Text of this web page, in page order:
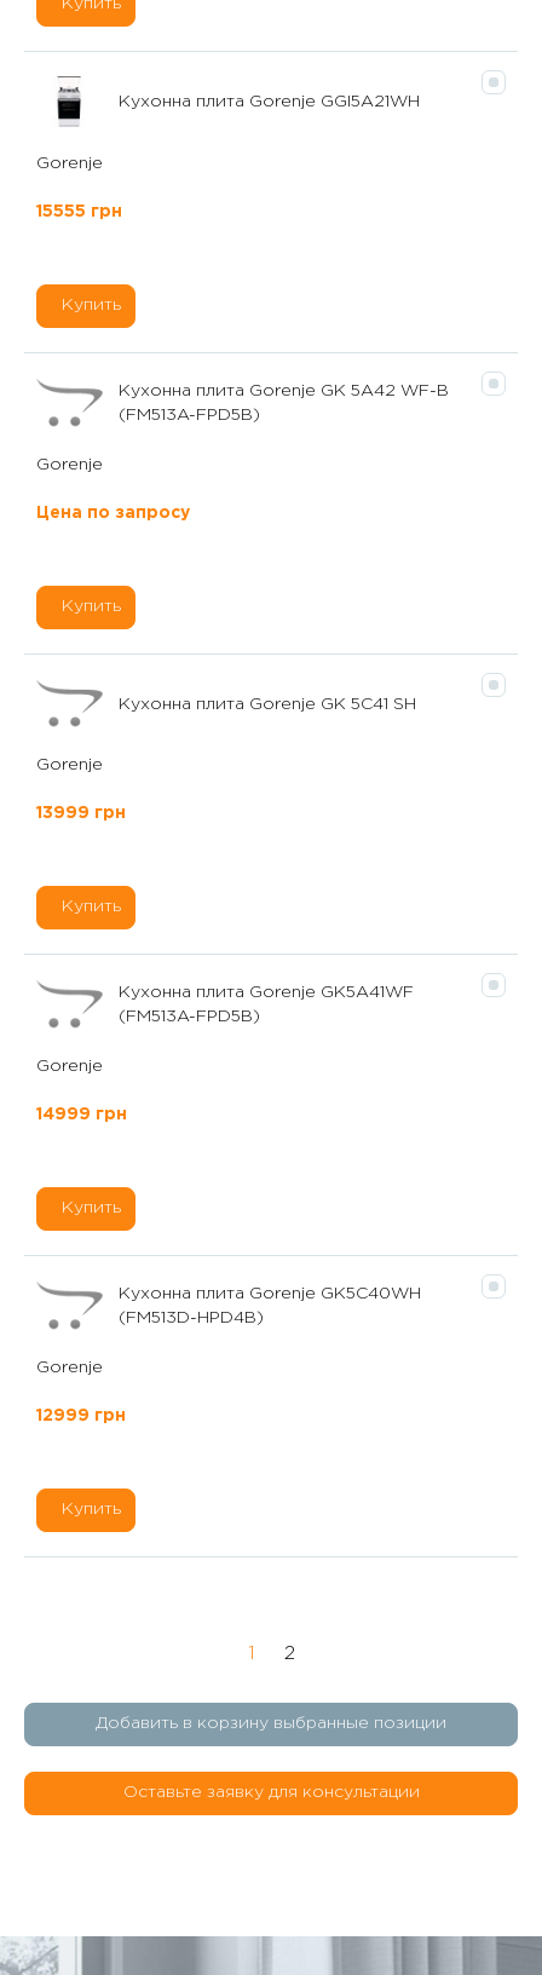
Купить
Кухонна плита Gorenje GGI5A21WH
Gorenje
15555 грн
Купить
Кухонна плита Gorenje GK 5A42 WF-B
(FM513A-FPD5B)
Gorenje
Цена по запросу
Купить
Кухонна плита Gorenje GK 5C41 SH
Gorenje
13999 грн
Купить
Кухонна плита Gorenje GK5A41WF
(FM513A-FPD5B)
Gorenje
14999 грн
Купить
Кухонна плита Gorenje GK5C40WH
(FM513D-HPD4B)
Gorenje
12999 грн
Купить
1 2
Добавить в корзину выбранные позиции
Оставьте заявку для консультации